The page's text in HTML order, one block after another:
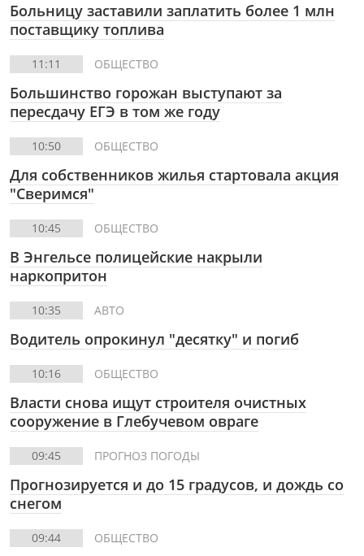
Больницу заставили заплатить более 1 млн
поставщику топлива
11:11 ОБЩЕСТВО
Большинство горожан выступают за
пересдачу ЕГЭ в том же году
10:50 ОБЩЕСТВО
Для собственников жилья стартовала акция
"Сверимся"
10:45 ОБЩЕСТВО
В Энгельсе полицейские накрыли
наркопритон
10:35 АВТО
Водитель опрокинул "десятку" и погиб
10:16 ОБЩЕСТВО
Власти снова ищут строителя очистных
сооружение в Глебучевом овраге
09:45 ПРОГНОЗ ПОГОДЫ
Прогнозируется и до 15 градусов, и дождь со
снегом
09:44 ОБЩЕСТВО